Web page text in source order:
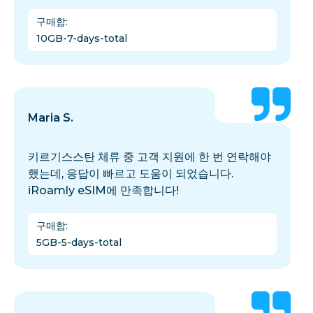
구매함:
10GB-7-days-total
Maria S.
키르기스스탄 체류 중 고객 지원에 한 번 연락해야
했는데, 응답이 빠르고 도움이 되었습니다.
iRoamly eSIM에 만족합니다!
구매함:
5GB-5-days-total